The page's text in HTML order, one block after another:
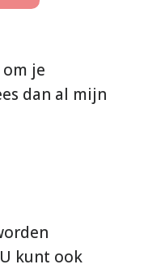
je
dan al mijn